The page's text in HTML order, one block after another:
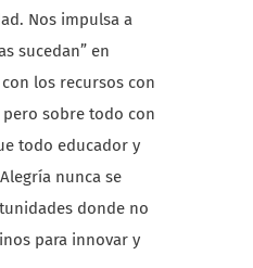
Nos impulsa a
sucedan” en
los recursos con
sobre todo con
todo educador y
nunca se
donde no
para innovar y